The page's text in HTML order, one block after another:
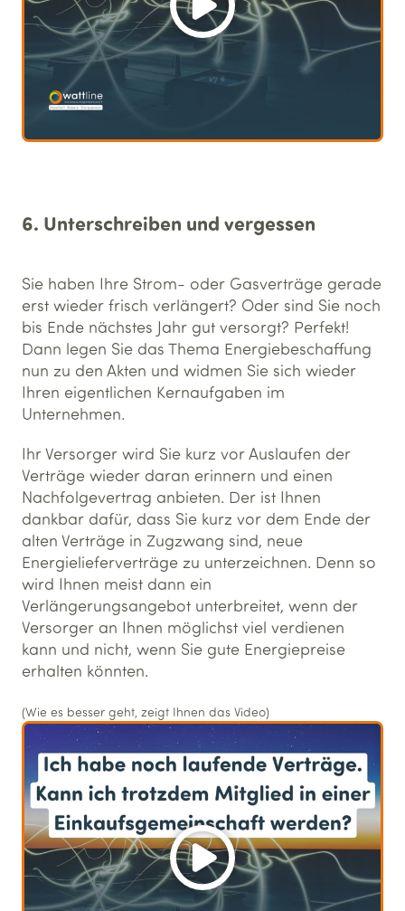
6. Unterschreiben und vergessen
Sie haben Ihre Strom- oder Gasverträge gerade
erst wieder frisch verlängert? Oder sind Sie noch
bis Ende nächstes Jahr gut versorgt? Perfekt!
Dann legen Sie das Thema Energiebeschaffung
nun zu den Akten und widmen Sie sich wieder
Ihren eigentlichen Kernaufgaben im
Unternehmen.
Ihr Versorger wird Sie kurz vor Auslaufen der
Verträge wieder daran erinnern und einen
Nachfolgevertrag anbieten. Der ist Ihnen
dankbar dafür, dass Sie kurz vor dem Ende der
alten Verträge in Zugzwang sind, neue
Energielieferverträge zu unterzeichnen. Denn so
wird Ihnen meist dann ein
Verlängerungsangebot unterbreitet, wenn der
Versorger an Ihnen möglichst viel verdienen
kann und nicht, wenn Sie gute Energiepreise
erhalten könnten.
(Wie es besser geht, zeigt Ihnen das Video)